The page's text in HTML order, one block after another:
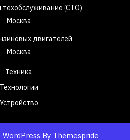
техобслуживание (СТО)
Москва
двигателей
Москва
Техника
Технологии
Устройство
By Themespride